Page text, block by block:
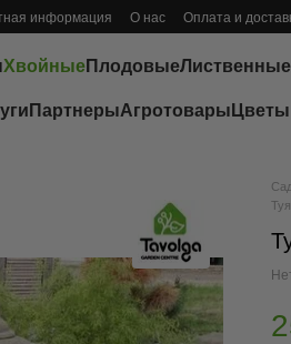
информация О нас Оплата и
ХвойныеПлодовые
ПартнерыАгротовары